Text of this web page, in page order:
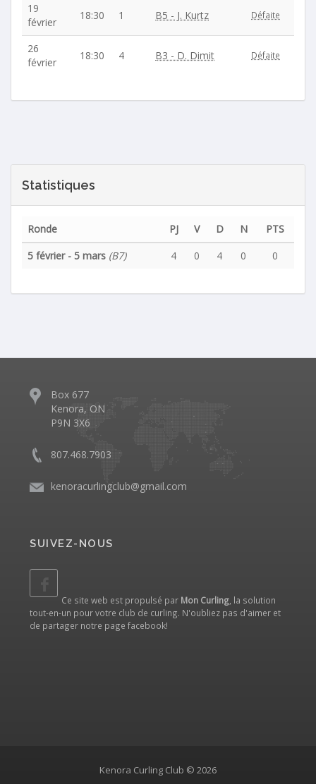
19
février
18:30 1 B5 - J. Kurtz Défaite
26
février
18:30 4 B3 - D. Dimit Défaite
Statistiques
Ronde PJ V D N
PTS
5 février - 5 mars (B7) 4 0 4 0 0
Box 677
Kenora, ON
P9N 3X6
807.468.7903
kenoracurlingclub@gmail.com
SUIVEZ-NOUS
Ce site web est propulsé par Mon Curling , la solution
tout-en-un pour votre club de curling. N'oubliez pas d'aimer et
de partager notre page facebook!
Kenora Curling Club © 2026